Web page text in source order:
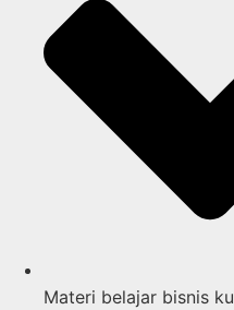
Materi belajar bisnis